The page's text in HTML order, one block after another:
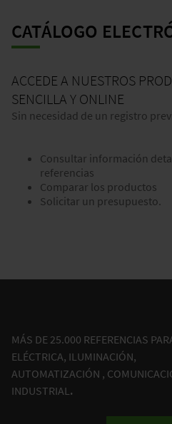
CATÁLOGO
ACCEDE A NUESTROS
SENCILLA Y ONLINE
Sin necesidad de un registro
Consultar información
referencias
Comparar los productos
Solicitar un presupuesto.
MÁS DE 25.000 REFERENCIAS
ELÉCTRICA, ILUMINACIÓN,
AUTOMATIZACIÓN ,
INDUSTRIAL.